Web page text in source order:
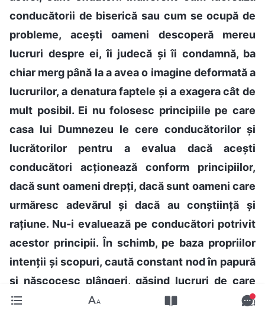
conducătorii de biserică sau cum se ocupă de
probleme, acești oameni descoperă mereu
lucruri despre ei, îi judecă și îi condamnă, ba
chiar merg până la a avea o imagine deformată a
lucrurilor, a denatura faptele și a exagera cât de
mult posibil. Ei nu folosesc principiile pe care
casa lui Dumnezeu le cere conducătorilor și
lucrătorilor pentru a evalua dacă acești
conducători acționează conform principiilor,
dacă sunt oameni drepți, dacă sunt oameni care
urmăresc adevărul și dacă au conștiință și
rațiune. Nu-i evaluează pe conducători potrivit
acestor principii. În schimb, pe baza propriilor
intenții și scopuri, caută constant nod în papură
și născocesc plângeri, găsind lucruri de care
să-i acuze pe conducători sau lucrători,